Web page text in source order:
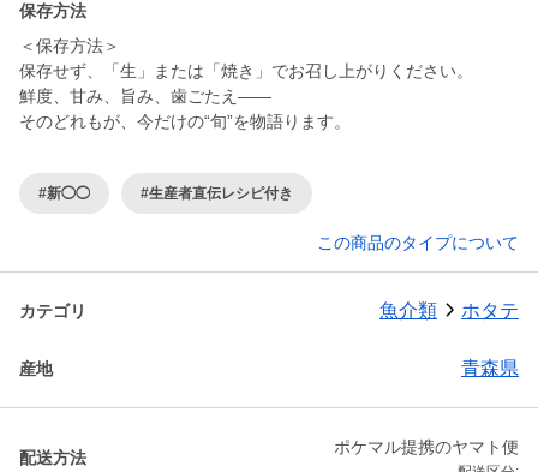
保存方法
＜保存方法＞
保存せず、「生」または「焼き」でお召し上がりください。
鮮度、甘み、旨み、歯ごたえ――
そのどれもが、今だけの“旬”を物語ります。
#新◯◯ #生産者直伝レシピ付き
この商品のタイプについて
カテゴリ 魚介類 ホタテ
産地 青森県
配送方法
ポケマル提携のヤマト便